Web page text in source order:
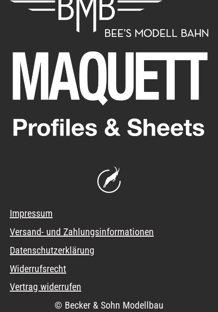
Impressum
Versand- und Zahlungsinformationen
Datenschutzerklärung
Widerrufsrecht
Vertrag widerrufen
© Becker & Sohn Modellbau